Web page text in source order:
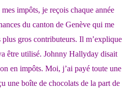
impôts, je reçois chaque année
du canton de Genève qui me
plus gros contributeurs. Il m’explique
être utilisé. Johnny Hallyday disait
en impôts. Moi, j’ai payé toute une
une boîte de chocolats de la part de